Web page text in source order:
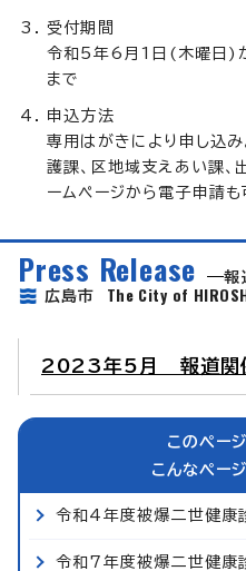
受付期間
令和5年6月1日(木曜日)
まで
申込方法
専用はがきにより申し込
護課、区地域支えあい課、
ームページから電子申請も
Press Release
報
広島市 The City of
2023年5月 報道関
このペー
こんなペー
令和4年度被爆二世健康
令和7年度被爆二世健康